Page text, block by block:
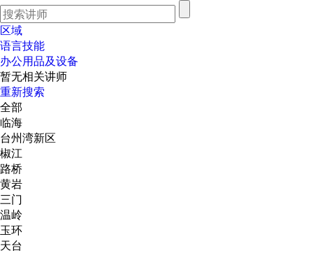
区域
语言技能
办公用品及设备
暂无相关讲师
重新搜索
全部
临海
台州湾新区
椒江
路桥
黄岩
三门
温岭
玉环
天台